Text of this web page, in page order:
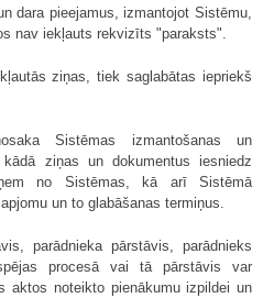
dara pieejamus, izmantojot Sistēmu,
nav iekļauts rekvizīts "paraksts".
ziņas, tiek saglabātas iepriekš
Sistēmas izmantošanas un
ziņas un dokumentus iesniedz
no Sistēmas, kā arī Sistēmā
un to glabāšanas termiņus.
parādnieka pārstāvis, parādnieks
procesā vai tā pārstāvis var
aktos noteikto pienākumu izpildei un